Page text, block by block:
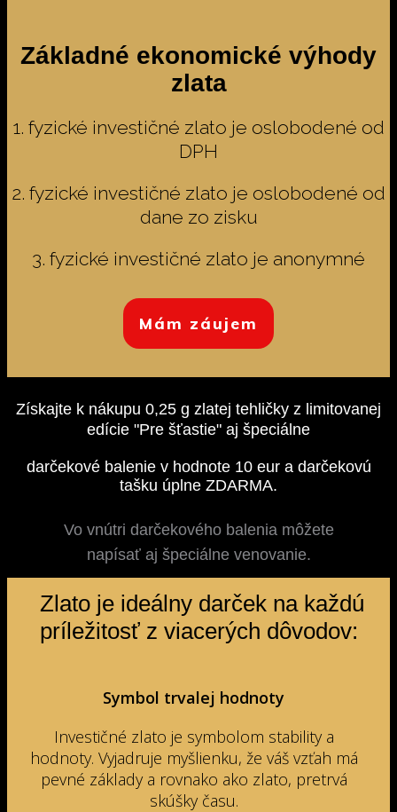
Základné ekonomické výhody
zlata
1. fyzické investičné zlato je oslobodené od
DPH
2. fyzické investičné zlato je oslobodené od
dane zo zisku
3. fyzické investičné zlato je anonymné
Mám záujem
Získajte k nákupu 0,25 g zlatej tehličky z limitovanej
edície "Pre šťastie" aj špeciálne
darčekové balenie v hodnote 10 eur a darčekovú
tašku úplne ZDARMA.
Vo vnútri darčekového balenia môžete
napísať aj špeciálne venovanie.
Zlato je ideálny darček na každú
príležitosť z viacerých dôvodov:
Symbol trvalej hodnoty
Investičné zlato je symbolom stability a
hodnoty. Vyjadruje myšlienku, že váš vzťah má
pevné základy a rovnako ako zlato, pretrvá
skúšky času.